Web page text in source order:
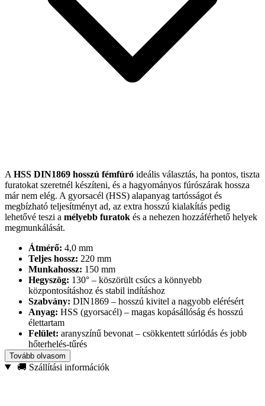
A HSS DIN1869 hosszú fémfúró ideális választás, ha pontos, tiszta
furatokat szeretnél készíteni, és a hagyományos fúrószárak hossza
már nem elég. A gyorsacél (HSS) alapanyag tartósságot és
megbízható teljesítményt ad, az extra hosszú kialakítás pedig
lehetővé teszi a mélyebb furatok és a nehezen hozzáférhető helyek
megmunkálását.
Átmérő: 4,0 mm
Teljes hossz: 220 mm
Munkahossz: 150 mm
Hegyszög: 130° – köszörült csúcs a könnyebb
központosításhoz és stabil indításhoz
Szabvány: DIN1869 – hosszú kivitel a nagyobb elérésért
Anyag: HSS (gyorsacél) – magas kopásállóság és hosszú
élettartam
Felület: aranyszínű bevonat – csökkentett súrlódás és jobb
hőterhelés-tűrés
Ajánlott anyagok:
műanyagok
Tovább olvasom
🚚 Szállítási információk